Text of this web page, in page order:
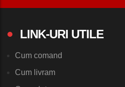
LINK-URI UTILE
Cum comand
Cum livram